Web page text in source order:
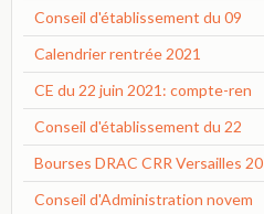
Conseil d'établissement du 09
Calendrier rentrée 2021
CE du 22 juin 2021: compte-ren
Conseil d'établissement du 22
Bourses DRAC CRR Versailles 20
Conseil d'Administration novem